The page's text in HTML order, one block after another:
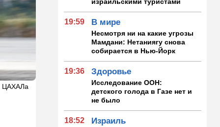
ЦАХАЛа
19:59 В мире
Несмотря ни на какие угрозы
Мамдани: Нетаниягу снова
собирается в Нью-Йорк
19:36 Здоровье
Исследование ООН:
детского голода в Газе нет и
не было
18:52 Израиль